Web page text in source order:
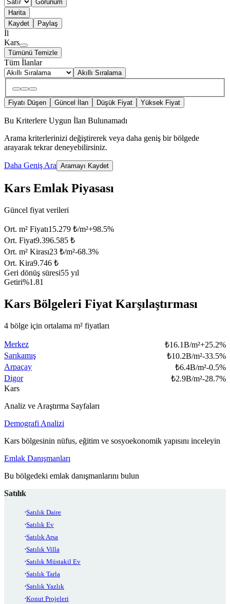
Görünüm
Harita
Kaydet
Paylaş
İl
Kars
Tümünü Temizle
Tüm İlanlar
Akıllı Sıralama
Fiyatı Düşen Güncel İlan Düşük Fiyat Yüksek Fiyat
Bu Kriterlere Uygun İlan Bulunamadı
Arama kriterlerinizi değiştirerek veya daha geniş bir bölgede
arayarak tekrar deneyebilirsiniz.
Daha Geniş Ara Aramayı Kaydet
Kars Emlak Piyasası
Güncel fiyat verileri
Ort. m² Fiyatı15.279 ₺/m²+98.5%
Ort. Fiyat9.396.585 ₺
Ort. m² Kirası23 ₺/m²-68.3%
Ort. Kira9.746 ₺
Geri dönüş süresi55 yıl
Getiri%1.81
Kars Bölgeleri Fiyat Karşılaştırması
4 bölge için ortalama m² fiyatları
Merkez ₺16.1B/m²+25.2%
Sarıkamış
₺10.2B/m²-33.5%
Arpaçay
₺6.4B/m²-0.5%
Digor
₺2.9B/m²-28.7%
Kars
Analiz ve Araştırma Sayfaları
Demografi Analizi
Kars bölgesinin nüfus, eğitim ve sosyoekonomik yapısını inceleyin
Emlak Danışmanları
Bu bölgedeki emlak danışmanlarını bulun
Satılık
Satılık Daire
Satılık Ev
Satılık Arsa
Satılık Villa
Satılık Müstakil Ev
Satılık Tarla
Satılık Yazlık
Konut Projeleri